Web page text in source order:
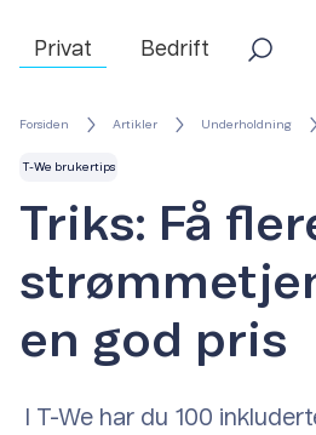
Privat Bedrift
Forsiden Artikler Underholdning
T-We brukertips
Triks: Få
en god pris
I T-We har du 100